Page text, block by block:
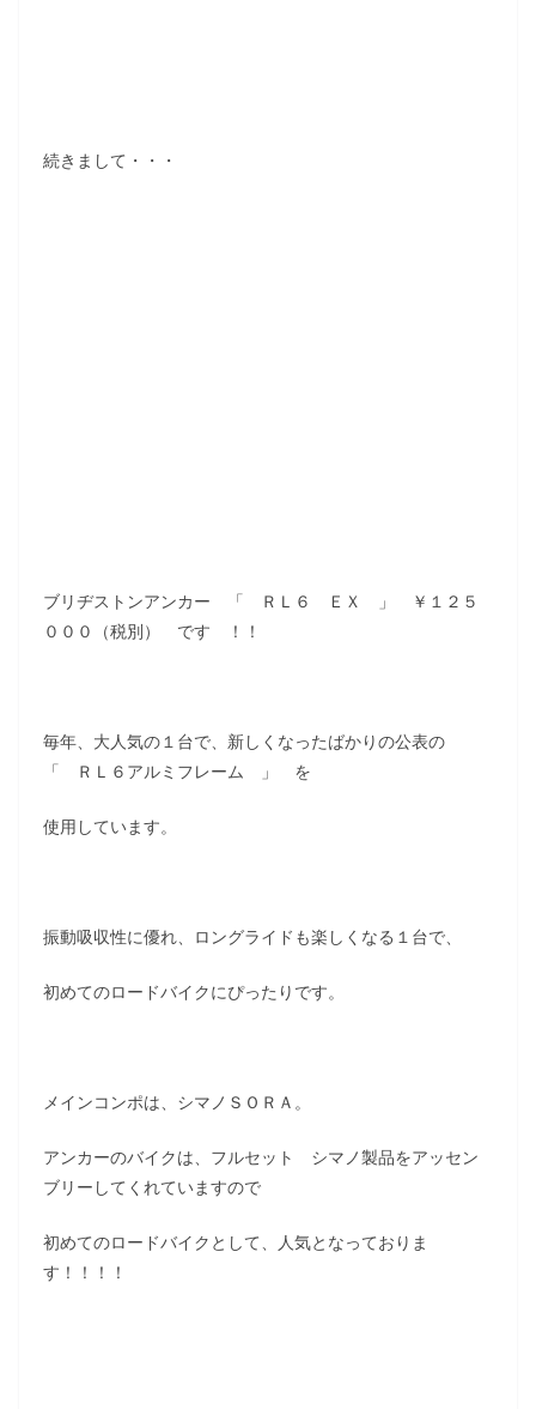
続きまして・・・
ブリヂストンアンカー 「 ＲＬ６ ＥＸ 」 ￥１２５
０００（税別） です ！！
毎年、大人気の１台で、新しくなったばかりの公表の
「 ＲＬ６アルミフレーム 」 を
使用しています。
振動吸収性に優れ、ロングライドも楽しくなる１台で、
初めてのロードバイクにぴったりです。
メインコンポは、シマノＳＯＲＡ。
アンカーのバイクは、フルセット シマノ製品をアッセン
ブリーしてくれていますので
初めてのロードバイクとして、人気となっておりま
す！！！！